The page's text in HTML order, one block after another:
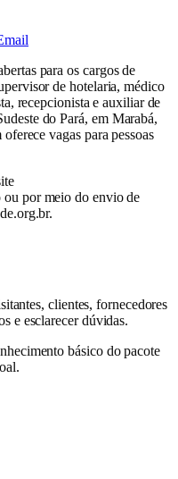
para os cargos de
de hotelaria, médico
recepcionista e auxiliar de
do Pará, em Marabá,
vagas para pessoas
por meio do envio de
clientes, fornecedores
e esclarecer dúvidas.
básico do pacote